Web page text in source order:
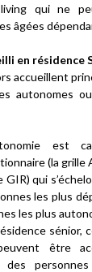
qui ne
âgées
en résidence
accueillent
autonomes
est
(la grille
qui
les plus
les plus
sénior,
être
des